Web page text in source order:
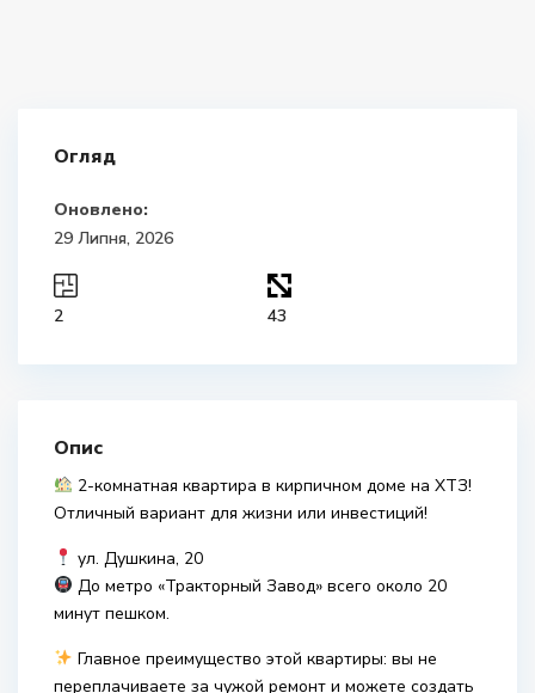
Огляд
Оновлено:
29 Липня, 2026
2 43
Опис
2-комнатная квартира в кирпичном доме на ХТЗ!
Отличный вариант для жизни или инвестиций!
ул. Душкина, 20
До метро «Тракторный Завод» всего около 20
минут пешком.
Главное преимущество этой квартиры: вы не
переплачиваете за чужой ремонт и можете создать